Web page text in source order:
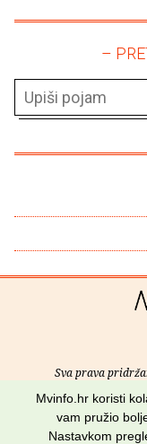
–
Sva prava
Mvinfo.hr koristi
vam pružio
Nastavkom